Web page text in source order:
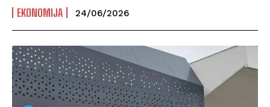
EKONOMIJA 24/06/2026